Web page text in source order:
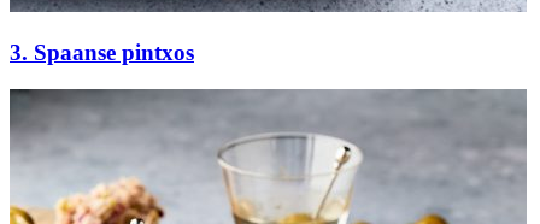
3. Spaanse pintxos